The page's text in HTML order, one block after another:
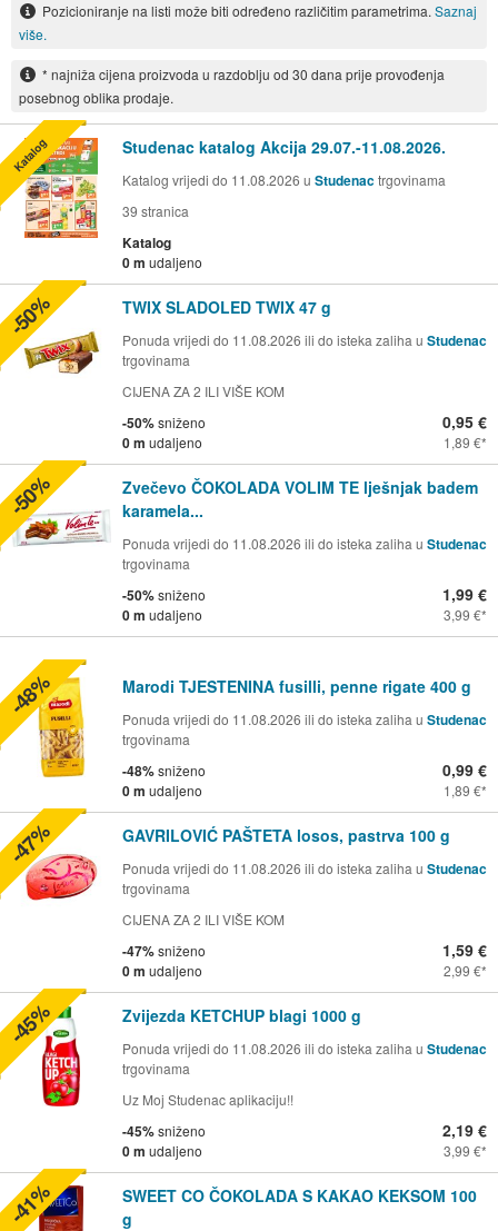
Pozicioniranje na listi može biti određeno različitim parametrima. Saznaj
više.
* najniža cijena proizvoda u razdoblju od 30 dana prije provođenja
posebnog oblika prodaje.
Studenac katalog Akcija 29.07.-11.08.2026.
Katalog vrijedi do 11.08.2026 u Studenactrgovinama
39 stranica
Katalog
0 m udaljeno
Katalog
TWIX SLADOLED TWIX 47 g
Ponuda vrijedi do 11.08.2026 ili do isteka zaliha u Studenac
trgovinama
CIJENA ZA 2 ILI VIŠE KOM
-50%sniženo
0 m udaljeno
0,95 €
1,89 €
-50%
Zvečevo ČOKOLADA VOLIM TE lješnjak badem
karamela...
Ponuda vrijedi do 11.08.2026 ili do isteka zaliha u Studenac
trgovinama
-50%sniženo
0 m udaljeno
1,99 €
3,99 €
-50%
Marodi TJESTENINA fusilli, penne rigate 400 g
Ponuda vrijedi do 11.08.2026 ili do isteka zaliha u Studenac
trgovinama
-48%sniženo
0 m udaljeno
0,99 €
1,89 €
-48%
GAVRILOVIĆ PAŠTETA losos, pastrva 100 g
Ponuda vrijedi do 11.08.2026 ili do isteka zaliha u Studenac
trgovinama
CIJENA ZA 2 ILI VIŠE KOM
-47%sniženo
0 m udaljeno
1,59 €
2,99 €
-47%
Zvijezda KETCHUP blagi 1000 g
Ponuda vrijedi do 11.08.2026 ili do isteka zaliha u Studenac
trgovinama
Uz Moj Studenac aplikaciju!!
-45%sniženo
0 m udaljeno
2,19 €
3,99 €
-45%
SWEET CO ČOKOLADA S KAKAO KEKSOM 100
g
-41%